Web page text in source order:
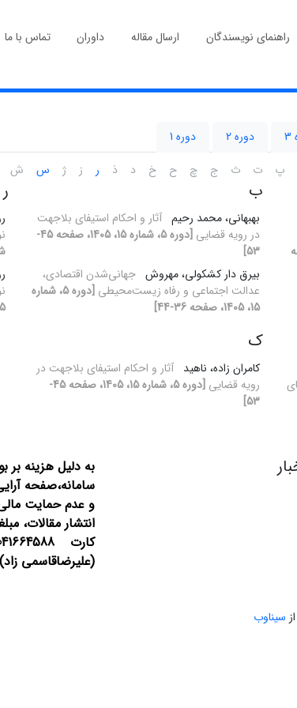
راهنمای نویسندگان ارسال مقاله داوران تماس با ما
دوره 2
دوره 1
پ ت ث ج چ ح خ د ذ ر ز ژ س ش
ب
بهبهانی، محمد رحیم آثار و احکام استیفای بلاجهت
در رویه قضایی
[دوره 5، شماره 15، 1405، صفحه 45-
53]
بیرق دار کشکولی، مهروش جهانی‌شدن اقتصادی،
عدالت اجتماعی و رفاه زیست‌محیطی
[دوره 5، شماره
15، 1405، صفحه 36-44]
ر
ک
کامران زاده، ناهید آثار و احکام استیفای بلاجهت در
رویه قضایی
[دوره 5، شماره 15، 1405، صفحه 45-
53]
به دلیل هزینه بر
سامانه،صفحه
و عدم حمایت
انتشار مقالات،
(علیرضاقاسمی
سیناوب